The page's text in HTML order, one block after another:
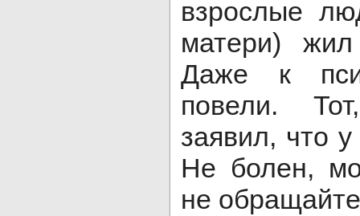
взрослые
матери)
Даже к
повели.
заявил, что у
Не болен,
не